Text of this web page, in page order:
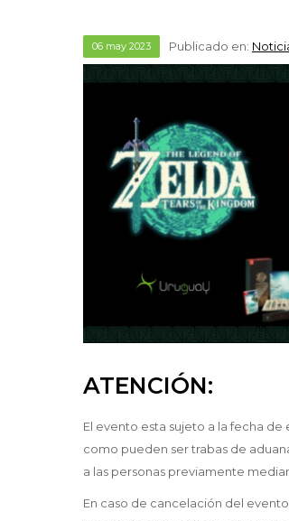
06 may 2023 Publicado en:
ATENCIÓN:
El evento esta sujeto a la fecha
como pueden ser trabas de
a las personas previamente
En caso de cancelación del